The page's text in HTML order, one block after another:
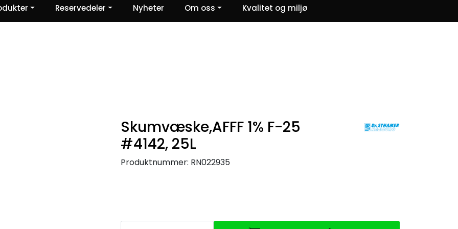
Ris og ros Om oss
Reservedeler Nyheter Om oss Kvalitet og miljø
Skumvæske,AFFF 1% F-25
#4142, 25L
Produktnummer: RN022935